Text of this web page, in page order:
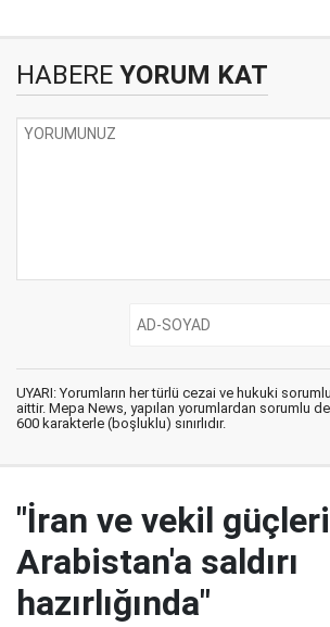
HABERE YORUM KAT
UYARI: Yorumların her türlü cezai ve hukuki
aittir. Mepa News, yapılan yorumlardan sorumlu
600 karakterle (boşluklu) sınırlıdır.
"İran ve vekil
Arabistan'a saldırı
hazırlığında"